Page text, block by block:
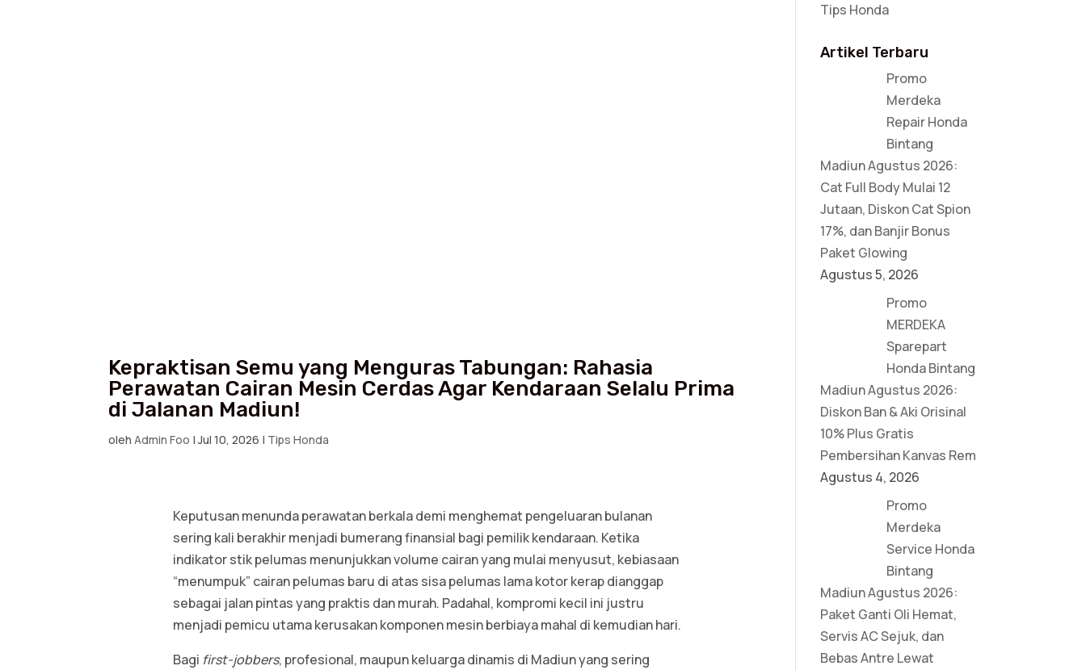
Kepraktisan Semu yang Menguras Tabungan: Rahasia
Perawatan Cairan Mesin Cerdas Agar Kendaraan Selalu Prima
di Jalanan Madiun!
oleh Admin Foo |Jul 10, 2026 | Tips Honda
Keputusan menunda perawatan berkala demi menghemat pengeluaran bulanan
sering kali berakhir menjadi bumerang finansial bagi pemilik kendaraan. Ketika
indikator stik pelumas menunjukkan volume cairan yang mulai menyusut, kebiasaan
“menumpuk” cairan pelumas baru di atas sisa pelumas lama kotor kerap dianggap
sebagai jalan pintas yang praktis dan murah. Padahal, kompromi kecil ini justru
menjadi pemicu utama kerusakan komponen mesin berbiaya mahal di kemudian hari.
Bagi first-jobbers, profesional, maupun keluarga dinamis di Madiun yang sering
Tips Honda
Artikel Terbaru
Promo
Merdeka
Repair Honda
Bintang
Madiun Agustus 2026:
Cat Full Body Mulai 12
Jutaan, Diskon Cat Spion
17%, dan Banjir Bonus
Paket Glowing
Agustus 5, 2026
Promo
MERDEKA
Sparepart
Honda Bintang
Madiun Agustus 2026:
Diskon Ban & Aki Orisinal
10% Plus Gratis
Pembersihan Kanvas Rem
Agustus 4, 2026
Promo
Merdeka
Service Honda
Bintang
Madiun Agustus 2026:
Paket Ganti Oli Hemat,
Servis AC Sejuk, dan
Bebas Antre Lewat